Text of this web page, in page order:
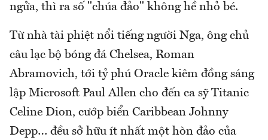
ngửa, thì ra số "chúa đảo" không hề nhỏ bé.
Từ nhà tài phiệt nổi tiếng người Nga, ông chủ
câu lạc bộ bóng đá Chelsea, Roman
Abramovich, tới tỷ phú Oracle kiêm đồng sáng
lập Microsoft Paul Allen cho đến ca sỹ Titanic
Celine Dion, cướp biển Caribbean Johnny
Depp… đều sở hữu ít nhất một hòn đảo của